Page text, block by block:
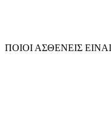
ΠΟΙΟΙ ΑΣΘΕΝΕΙΣ